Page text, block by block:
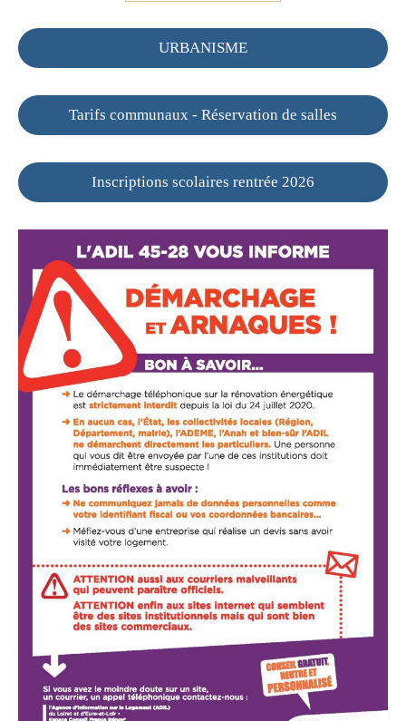
URBANISME
Tarifs communaux - Réservation de salles
Inscriptions scolaires rentrée 2026